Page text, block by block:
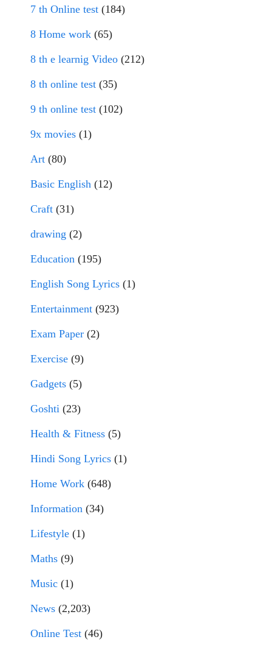
7 th Online test (184)
8 Home work (65)
8 th e learnig Video (212)
8 th online test (35)
9 th online test (102)
9x movies (1)
Art (80)
Basic English (12)
Craft (31)
drawing (2)
Education (195)
English Song Lyrics (1)
Entertainment (923)
Exam Paper (2)
Exercise (9)
Gadgets (5)
Goshti (23)
Health & Fitness (5)
Hindi Song Lyrics (1)
Home Work (648)
Information (34)
Lifestyle (1)
Maths (9)
Music (1)
News (2,203)
Online Test (46)